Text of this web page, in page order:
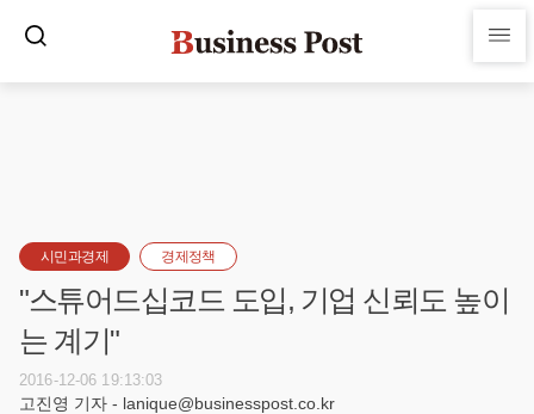
시민과경제 경제정책
"스튜어드십코드 도입, 기업 신뢰도 높이
는 계기"
2016-12-06 19:13:03
고진영 기자 - lanique@businesspost.co.kr